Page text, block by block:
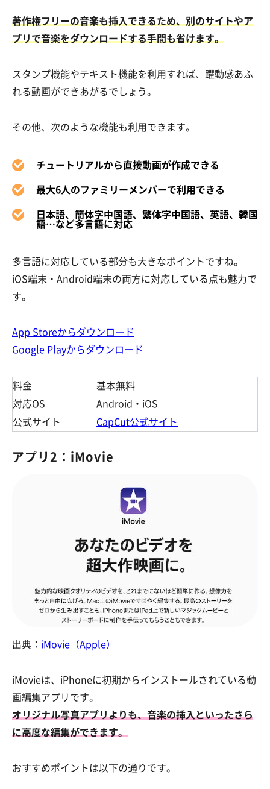
著作権フリーの音楽も挿入できるため、別のサイトやア
プリで音楽をダウンロードする手間も省けます。
スタンプ機能やテキスト機能を利用すれば、躍動感あふ
れる動画ができあがるでしょう。
その他、次のような機能も利用できます。
チュートリアルから直接動画が作成できる
最大6人のファミリーメンバーで利用できる
日本語、簡体字中国語、繁体字中国語、英語、韓国
語…など多言語に対応
多言語に対応している部分も大きなポイントですね。
iOS端末・Android端末の両方に対応している点も魅力で
す。
App Storeからダウンロード
Google Playからダウンロード
料金
基本無料
対応OS
Android・iOS
公式サイト
CapCut公式サイト
アプリ2：iMovie
出典： iMovie（Apple）
iMovieは、iPhoneに初期からインストールされている動
画編集アプリです。
オリジナル写真アプリよりも、音楽の挿入といったさら
に高度な編集ができます。
おすすめポイントは以下の通りです。